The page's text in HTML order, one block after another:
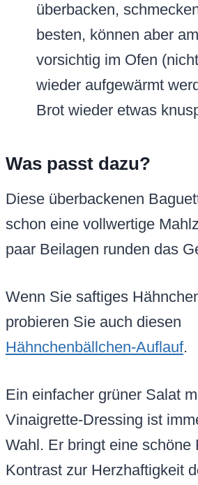
überbacken,
besten, können aber
vorsichtig im Ofen
wieder aufgewärmt
Brot wieder etwas
Was passt dazu?
Diese überbackenen
schon eine vollwertige
paar Beilagen runden das
Wenn Sie saftiges
probieren Sie auch diesen
Hähnchenbällchen-Auflauf.
Ein einfacher grüner Salat
Vinaigrette-Dressing ist
Wahl. Er bringt eine schöne
Kontrast zur Herzhaftigkeit